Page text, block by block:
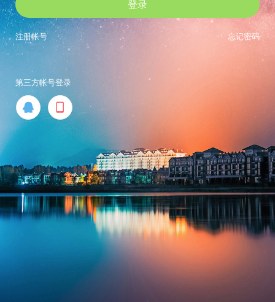
登录
忘记密码
注册帐号
第三方帐号登录
 